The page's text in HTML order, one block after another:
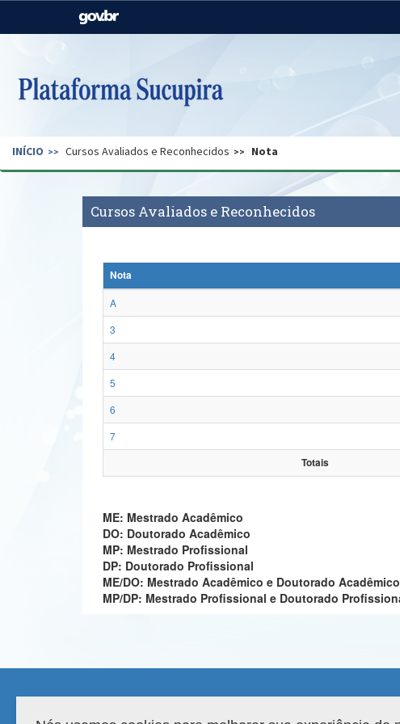
Casa Civil
Pecuária e Abastecimento
Secretaria de Governo Gabinete de Segurança
INÍCIO Cursos Avaliados e Reconhecidos Nota
Cursos Avaliados e Reconhecidos
Nota
A
3
4
5
6
7
Totais
ME: Mestrado Acadêmico
DO: Doutorado Acadêmico
MP: Mestrado Profissional
DP: Doutorado Profissional
ME/DO: Mestrado Acadêmico e Doutorado Acadêmico
MP/DP: Mestrado Profissional e Doutorado